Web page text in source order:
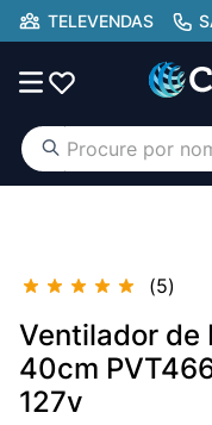
TELEVENDAS
Procure por nome,
5
Ventilador de
40cm
127v
2º aufit
lg
4º hisense portátil
5 º tcl